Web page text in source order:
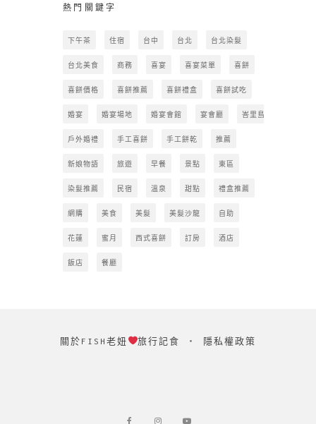
熱門關鍵字
下午茶 住宿 台中 台北 台北染髮
台北美食 商務 喜宴 喜宴菜單 喜餅
喜餅價格 喜餅推薦 喜餅禮盒 喜餅試吃
婚宴 婚宴場地 婚宴會館 宴會廳 峇里島
戶外婚禮 手工喜餅 手工餅乾 推薦
新娘物語 旅遊 早餐 景點 東區
染髮推薦 民宿 溫泉 甜點 禮盒推薦
網購 美食 美髮 美髮沙龍 自助
花蓮 蜜月 西式喜餅 訂房 酒店
飯店 餐廳
關於FISH老妞 旅行記食 ‧ 隱私權政策